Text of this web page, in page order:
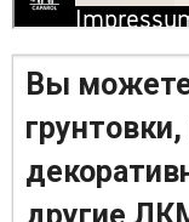
Вы